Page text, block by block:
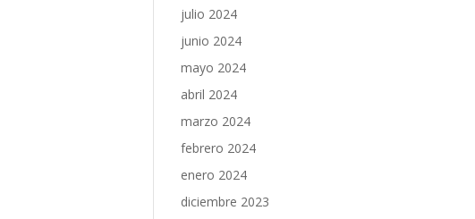
julio 2024
junio 2024
mayo 2024
abril 2024
marzo 2024
febrero 2024
enero 2024
diciembre 2023